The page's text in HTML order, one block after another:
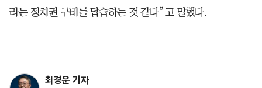
라는 정치권 구태를 답습하는 것 같다”고 말했다.
최경운 기자